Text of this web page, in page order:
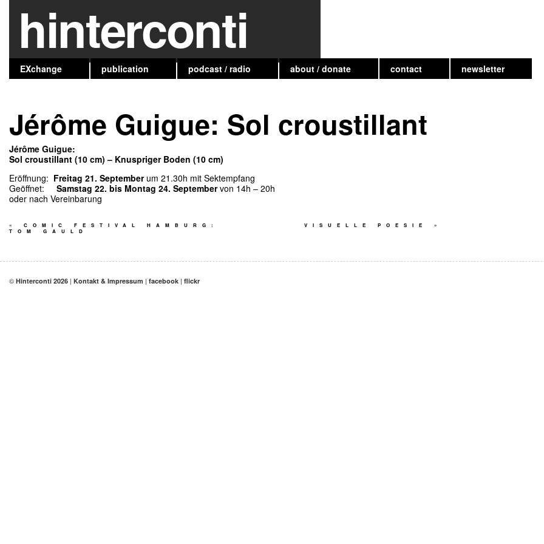
hinterconti
EXchange publication podcast / radio about / donate contact newsletter
Jérôme Guigue: Sol croustillant
Jérôme Guigue:
Sol croustillant (10 cm) – Knuspriger Boden (10 cm)
Eröffnung: Freitag 21. Septemberum 21.30h mit Sektempfang
Geöffnet: Samstag 22. bis Montag 24. Septembervon 14h – 20h
oder nach Vereinbarung
«
COMIC FESTIVAL HAMBURG:
TOM GAULD
VISUELLE POESIE »
© Hinterconti 2026 | Kontakt & Impressum | facebook | flickr